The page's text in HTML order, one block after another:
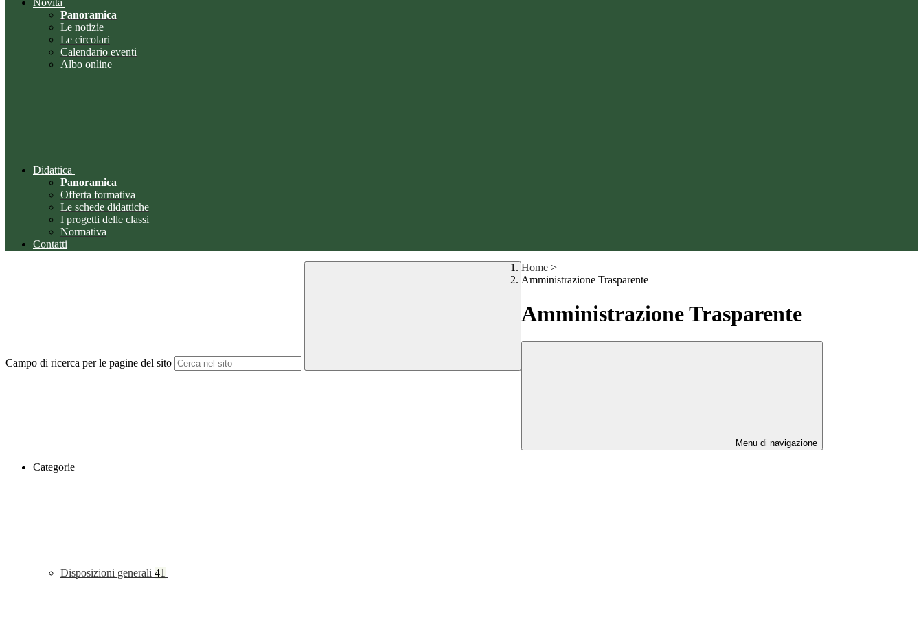
Novità
Panoramica
Le notizie
Le circolari
Calendario eventi
Albo online
Didattica
Panoramica
Offerta formativa
Le schede didattiche
I progetti delle classi
Normativa
Contatti
Campo di ricerca per le pagine del sito
Home >
Amministrazione Trasparente
Amministrazione Trasparente
Menu di navigazione
Categorie
Disposizioni generali 41